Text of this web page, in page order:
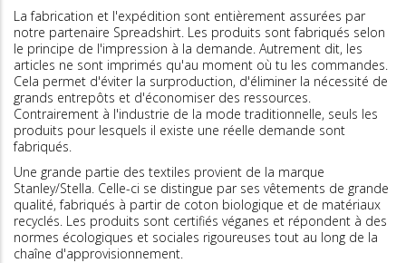
La fabrication et l'expédition sont entièrement assurées par
notre partenaire Spreadshirt. Les produits sont fabriqués selon
le principe de l'impression à la demande. Autrement dit, les
articles ne sont imprimés qu'au moment où tu les commandes.
Cela permet d'éviter la surproduction, d'éliminer la nécessité de
grands entrepôts et d'économiser des ressources.
Contrairement à l'industrie de la mode traditionnelle, seuls les
produits pour lesquels il existe une réelle demande sont
fabriqués.
Une grande partie des textiles provient de la marque
Stanley/Stella. Celle-ci se distingue par ses vêtements de grande
qualité, fabriqués à partir de coton biologique et de matériaux
recyclés. Les produits sont certifiés véganes et répondent à des
normes écologiques et sociales rigoureuses tout au long de la
chaîne d'approvisionnement.